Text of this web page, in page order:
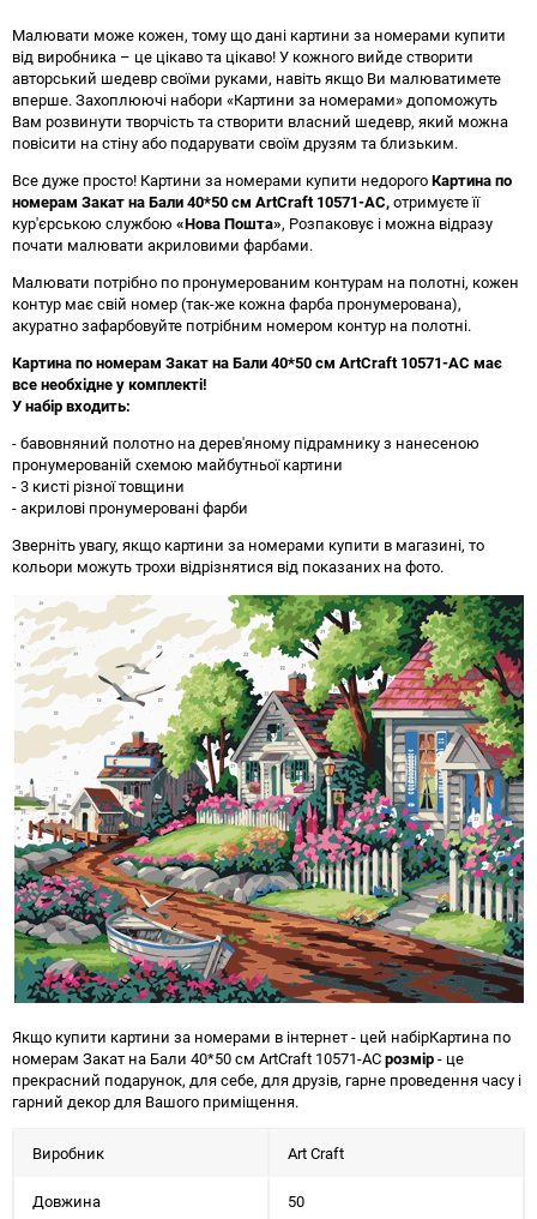
Малювати може кожен, тому що дані картини за номерами купити
від виробника – це цікаво та цікаво! У кожного вийде створити
авторський шедевр своїми руками, навіть якщо Ви малюватимете
вперше. Захоплюючі набори «Картини за номерами» допоможуть
Вам розвинути творчість та створити власний шедевр, який можна
повісити на стіну або подарувати своїм друзям та близьким.
Все дуже просто! Картини за номерами купити недорогоКартина по
номерам Закат на Бали 40*50 см ArtCraft 10571-AC,отримуєте її
кур'єрською службою «Нова Пошта», Розпаковує і можна відразу
почати малювати акриловими фарбами.
Малювати потрібно по пронумерованим контурам на полотні, кожен
контур має свій номер (так-же кожна фарба пронумерована),
акуратно зафарбовуйте потрібним номером контур на полотні.
Картина по номерам Закат на Бали 40*50 см ArtCraft 10571-AC має
все необхідне у комплекті!
У набір входить:
- бавовняний полотно на дерев'яному підрамнику з нанесеною
пронумерованій схемою майбутньої картини
- 3 кисті різної товщини
- акрилові пронумеровані фарби
Зверніть увагу, якщо картини за номерами купити в магазині, то
кольори можуть трохи відрізнятися від показаних на фото.
Якщо купити картини за номерами в інтернет - цей набірКартина по
номерам Закат на Бали 40*50 см ArtCraft 10571-ACрозмір- це
прекрасний подарунок, для себе, для друзів, гарне проведення часу і
гарний декор для Вашого приміщення.
Виробник Art Craft
Довжина 50